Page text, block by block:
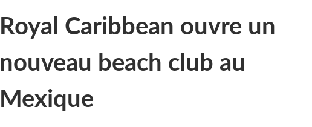
Royal Caribbean ouvre un
nouveau beach club au
Mexique